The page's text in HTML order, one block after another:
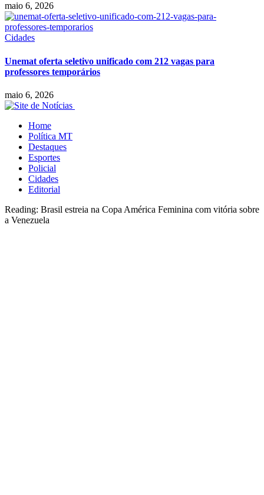
maio 6, 2026
Cidades
Unemat oferta seletivo unificado com 212 vagas para
professores temporários
maio 6, 2026
Home
Política MT
Destaques
Esportes
Policial
Cidades
Editorial
Reading: Brasil estreia na Copa América Feminina com vitória sobre
a Venezuela